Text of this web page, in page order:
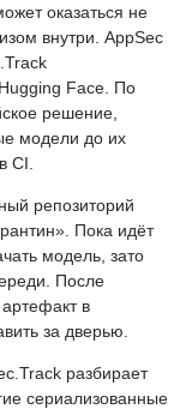
оказаться не
внутри. AppSec
Face. По
решение,
модели до их
CI.
репозиторий
Пока идёт
модель, зато
После
в
за дверью.
разбирает
сериализованные